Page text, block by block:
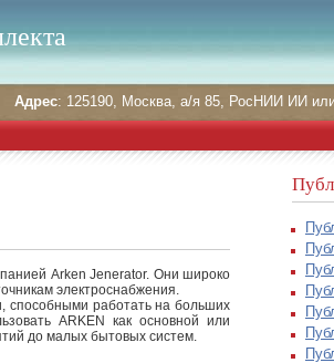
Адрес: 125190, Москва, а/я 85, РосНИИ ИИ
Arken Jenerator. Они широко
электроснабжения.
способными работать на больших
ARKEN как основной или
до малых бытовых систем.